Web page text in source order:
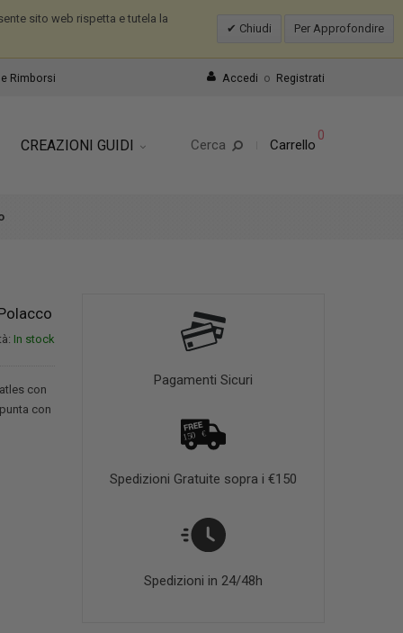
sito web rispetta e tutela la
Chiudi Per Approfondire
Rimborsi Accedi o Registrati
CREAZIONI GUIDI Cerca Carrello
0
In stock
con
con
Pagamenti Sicuri
Spedizioni Gratuite sopra i €150
Spedizioni in 24/48h